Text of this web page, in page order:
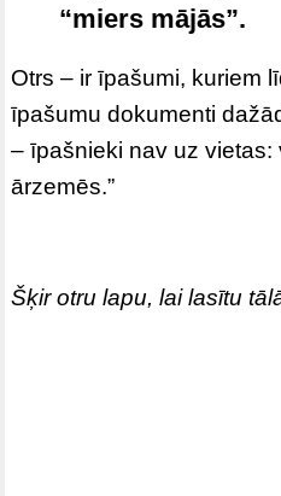
“miers mājās”.
Otrs – ir īpašumi, kuriem
īpašumu dokumenti
– īpašnieki nav uz
ārzemēs.”
Šķir otru lapu, lai lasītu